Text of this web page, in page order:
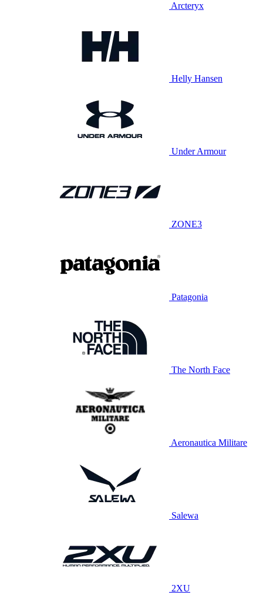
Arcteryx
Helly Hansen
Under Armour
ZONE3
Patagonia
The North Face
Aeronautica Militare
Salewa
2XU